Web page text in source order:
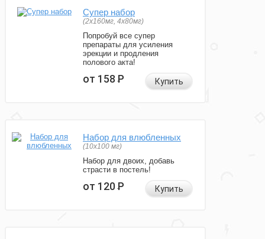
Супер набор
(2х160мг, 4х80мг)
Попробуй все супер
препараты для усиления
эрекции и продления
полового акта!
от 158Р Купить
Набор для влюбленных
(10х100 мг)
Набор для двоих, добавь
страсти в постель!
от 120Р Купить